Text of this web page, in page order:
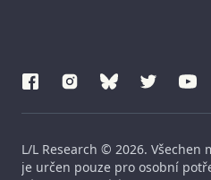
L/L Research © 2026.
je určen pouze pro osobní